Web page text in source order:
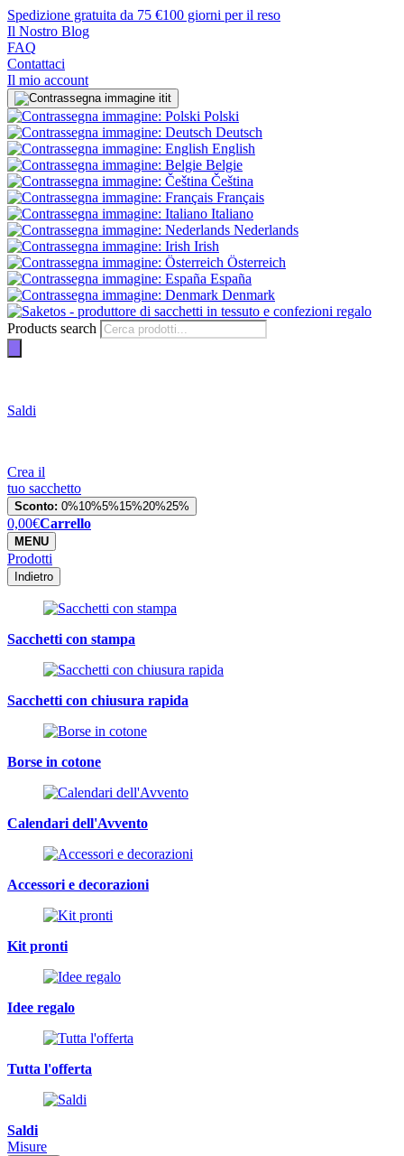
Spedizione gratuita da 75 €100 giorni per il reso
Il Nostro Blog
FAQ
Contattaci
Il mio account
it
Polski
Deutsch
English
Belgie
Čeština
Français
Italiano
Nederlands
Irish
Österreich
España
Denmark
Products search
Saldi
Crea il
tuo sacchetto
Sconto: 0%10%5%15%20%25%
0,00€Carrello
MENU
Prodotti
Indietro
Sacchetti con stampa
Sacchetti con chiusura rapida
Borse in cotone
Calendari dell'Avvento
Accessori e decorazioni
Kit pronti
Idee regalo
Tutta l'offerta
Saldi
Misure